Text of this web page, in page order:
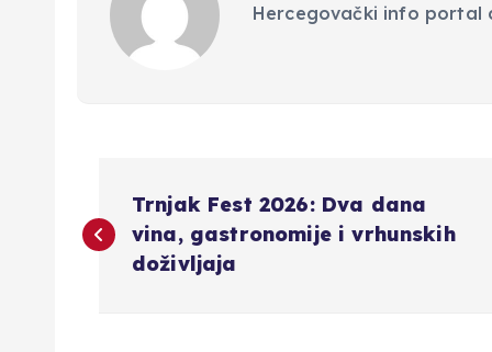
Hercegovački info portal
a
Trnjak Fest 2026: Dva dana
vina, gastronomije i vrhunskih
doživljaja